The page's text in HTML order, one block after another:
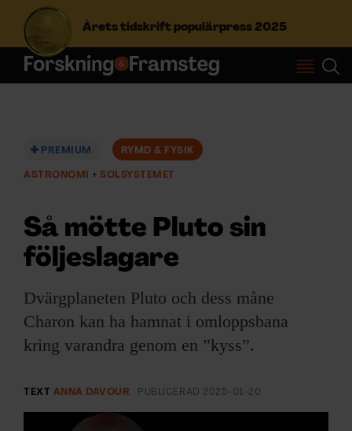
Årets tidskrift populärpress 2025
S
f
:
Prenumerera
NYHETSBREV
ÄMNEN
ARKIV & E-TIDNING
LYSSNA/PODD
PREMIUM RYMD & FYSIK
ASTRONOMI SOLSYSTEMET
Så mötte Pluto sin
följeslagare
Dvärgplaneten Pluto och dess måne
Charon kan ha hamnat i omloppsbana
kring varandra genom en ”kyss”.
TEXT ANNA DAVOUR PUBLICERAD 2025-01-20